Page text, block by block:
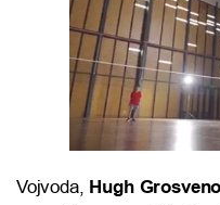
Vojvoda, Hugh